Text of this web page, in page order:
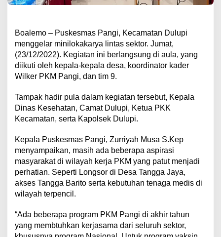
Boalemo – Puskesmas Pangi, Kecamatan Dulupi
menggelar minilokakarya lintas sektor. Jumat,
(23/12/2022). Kegiatan ini berlangsung di aula, yang
diikuti oleh kepala-kepala desa, koordinator kader
Wilker PKM Pangi, dan tim 9.
Tampak hadir pula dalam kegiatan tersebut, Kepala
Dinas Kesehatan, Camat Dulupi, Ketua PKK
Kecamatan, serta Kapolsek Dulupi.
Kepala Puskesmas Pangi, Zurriyah Musa S.Kep
menyampaikan, masih ada beberapa aspirasi
masyarakat di wilayah kerja PKM yang patut menjadi
perhatian. Seperti Longsor di Desa Tangga Jaya,
akses Tangga Barito serta kebutuhan tenaga medis di
wilayah terpencil.
“Ada beberapa program PKM Pangi di akhir tahun
yang membtuhkan kerjasama dari seluruh sektor,